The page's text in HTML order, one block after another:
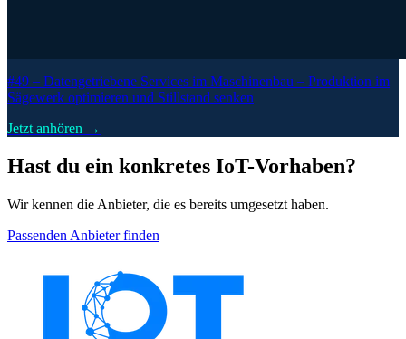
#49 – Datengetriebene Services im Maschinenbau – Produktion im
Sägewerk optimieren und Stillstand senken
Jetzt anhören →
Hast du ein konkretes IoT-Vorhaben?
Wir kennen die Anbieter, die es bereits umgesetzt haben.
Passenden Anbieter finden